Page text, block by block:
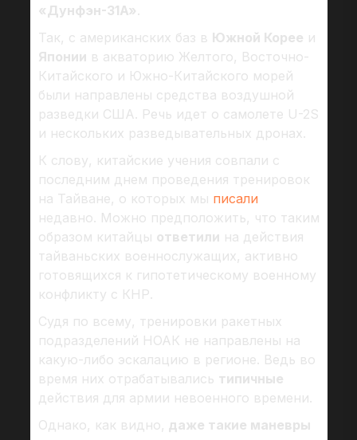
«Дунфэн-31A» .
Так, с американских баз в Южной Корее и
Японии в акваторию Желтого, Восточно-
Китайского и Южно-Китайского морей
были направлены средства воздушной
разведки США. Речь идет о самолете U-2S
и нескольких разведывательных дронах.
К слову, китайские учения совпали с
последним днем проведения тренировок
на Тайване, о которых мы писали
недавно. Можно предположить, что таким
образом китайцы ответили на действия
тайваньских военнослужащих, активно
готовящихся к гипотетическому военному
конфликту с КНР.
Судя по всему, тренировки ракетных
подразделений НОАК не направлены на
какую-либо эскалацию в регионе. Ведь во
время них отрабатывались типичные
действия для армии невоенного времени.
Однако, как видно, даже такие маневры